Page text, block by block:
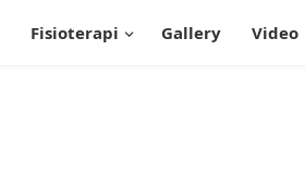
Fisioterapi Gallery Video